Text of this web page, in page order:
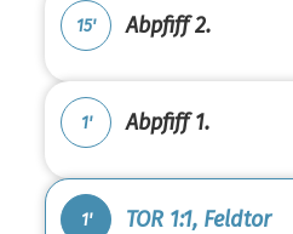
15' Abpfiff 2.
1' Abpfiff 1.
1' TOR 1:1, Feldtor